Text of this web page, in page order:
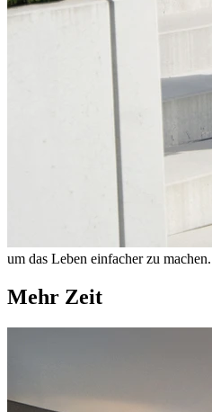
um das Leben einfacher zu machen.
Mehr Zeit